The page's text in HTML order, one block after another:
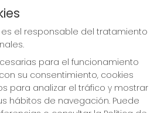
es el responsable del tratamiento
para el funcionamiento
su consentimiento, cookies
para analizar el tráfico y mostrar
hábitos de navegación. Puede